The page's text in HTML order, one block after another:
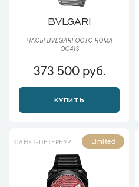
BVLGARI
ЧАСЫ BVLGARI OCTO ROMA
OC41S
373 500 руб.
КУПИТЬ
САНКТ-ПЕТЕРБУРГ Limited